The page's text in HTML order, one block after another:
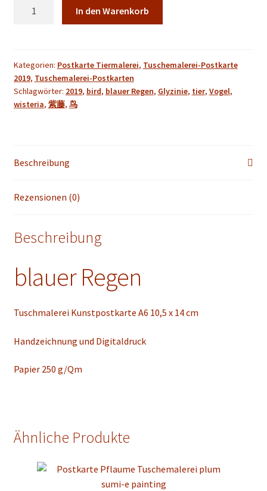
Tuschmalerei
Menge
In den Warenkorb
Kategorien: Postkarte Tiermalerei, Tuschemalerei-Postkarte
2019, Tuschemalerei-Postkarten
Schlagwörter: 2019, bird, blauer Regen, Glyzinie, tier, Vogel,
wisteria, 紫藤, 鸟
Beschreibung
Rezensionen (0)
Beschreibung
blauer Regen
Tuschmalerei Kunstpostkarte A6 10,5 x 14 cm
Handzeichnung und Digitaldruck
Papier 250 g/Qm
Ähnliche Produkte